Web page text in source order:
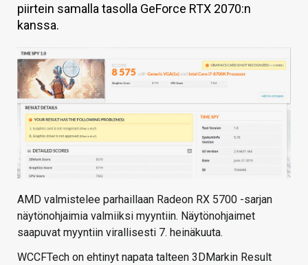
KAUPPA
HAKU
piirtein samalla tasolla GeForce RTX 2070:n
kanssa.
AMD valmistelee parhaillaan Radeon RX 5700 -sarjan
näytönohjaimia valmiiksi myyntiin. Näytönohjaimet
saapuvat myyntiin virallisesti 7. heinäkuuta.
WCCFTech on ehtinyt napata talteen 3DMarkin Result